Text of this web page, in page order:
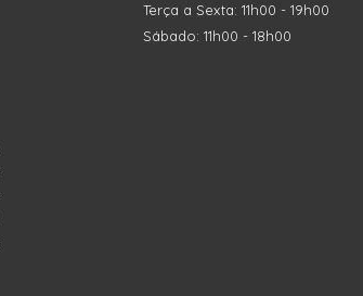
Terça a Sexta: 11h00 - 19h00
Sábado: 11h00 - 18h00